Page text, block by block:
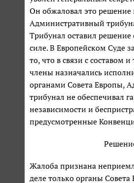
Он обжаловал это решение
Административный
Трибунал оставил решение
силе. В Европейском Суде
то, что в связи с составом
члены назначались
органами Совета Европы,
трибунал не обеспечивал
независимости и
предусмотренные
Жалоба признана
деле только органы